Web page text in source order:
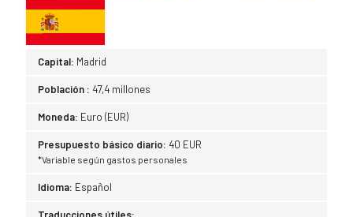
Capital: Madrid
Población : 47,4 millones
Moneda: Euro (EUR)
Presupuesto básico diario: 40 EUR
*Variable según gastos personales
Idioma: Español